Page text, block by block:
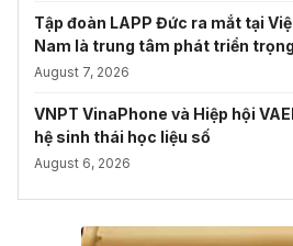
Tập đoàn LAPP Đức ra mắt tại
Nam là trung tâm phát triển
August 7, 2026
VNPT VinaPhone và Hiệp hội
hệ sinh thái học liệu số
August 6, 2026